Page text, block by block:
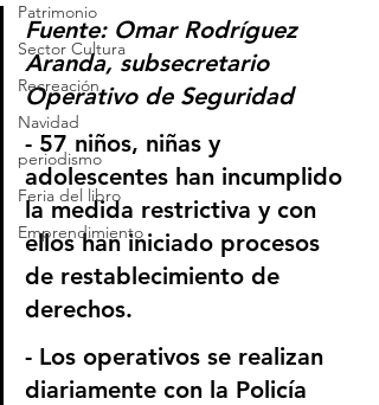
Patrimonio
Sector Cultura
Recreación
Navidad
periodismo
Feria del libro
Emprendimiento
Fuente: Omar Rodríguez
Aranda, subsecretario
Operativo de Seguridad
- 57 niños, niñas y
adolescentes han incumplido
la medida restrictiva y con
ellos han iniciado procesos
de restablecimiento de
derechos.
- Los operativos se realizan
diariamente con la Policía